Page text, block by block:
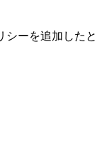
シーを追加したと